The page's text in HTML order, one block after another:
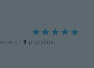
opinie · 3 przesłane